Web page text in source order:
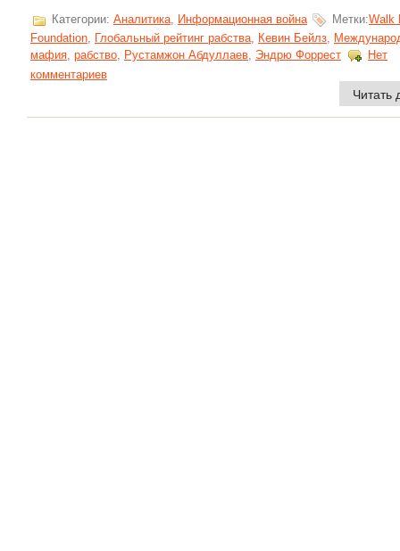
Категории: Аналитика, Информационная война Метки:Walk
Foundation Глобальный рейтинг рабства Кевин Бейлз
мафия, рабство, Рустамжон Абдуллаев, Эндрю Форрест
Нет
комментариев
Читать